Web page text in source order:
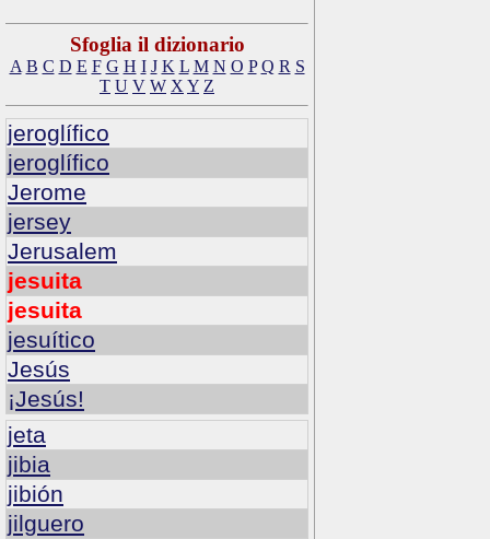
Sfoglia il dizionario
A B C D E F G H I J K L M N O P Q R S
T U V W X Y Z
jeroglífico
jeroglífico
Jerome
jersey
Jerusalem
jesuita
jesuita
jesuítico
Jesús
¡Jesús!
jeta
jibia
jibión
jilguero